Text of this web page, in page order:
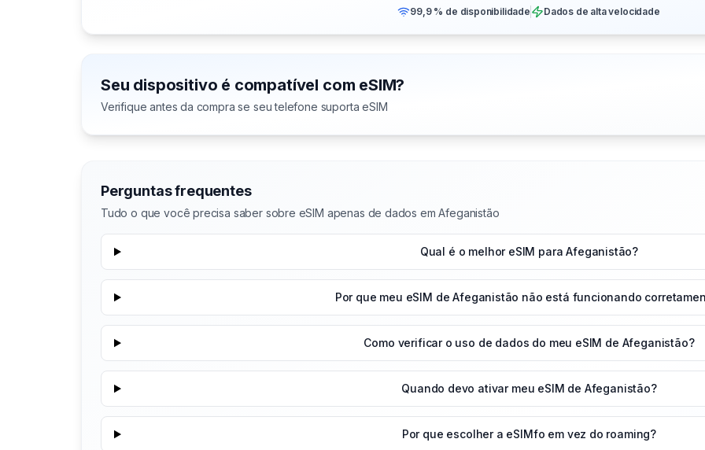
99,9 % de disponibilidade Dados de alta velocidade
Seu dispositivo é compatível com eSIM?
Verifique antes da compra se seu telefone suporta eSIM
Perguntas frequentes
Tudo o que você precisa saber sobre eSIM apenas de dados em Afeganistão
Qual é o melhor eSIM para Afeganistão?
Por que meu eSIM de Afeganistão não está funcionando
Como verificar o uso de dados do meu eSIM de Afeganistão?
Quando devo ativar meu eSIM de Afeganistão?
Por que escolher a eSIMfo em vez do roaming?